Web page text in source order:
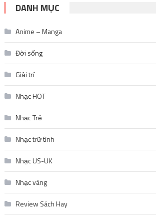
DANH MỤC
Anime – Manga
Đời sống
Giải trí
Nhạc HOT
Nhạc Trẻ
Nhạc trữ tình
Nhạc US-UK
Nhạc vàng
Review Sách Hay